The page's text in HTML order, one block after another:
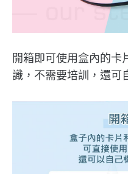
開箱即可使用盒內的
識，不需要培訓，還可